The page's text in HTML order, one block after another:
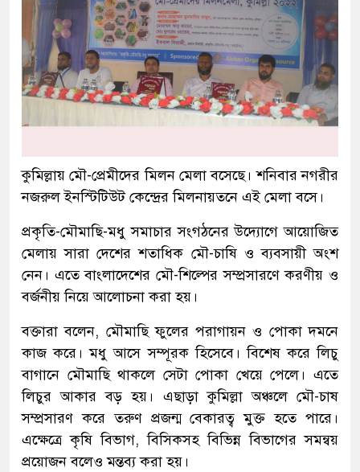
কুমিল্লায় মৌ-প্রেমীদের মিলন মেলা বসেছে। শনিবার নগরীর
নজরুল ইনস্টিটিউট কেন্দ্রের মিলনায়তনে এই মেলা বসে।
প্রকৃতি-মৌমাছি-মধু সমাচার সংগঠনের উদ্যোগে আয়োজিত
মেলায় সারা দেশের শতাধিক মৌ-চাষি ও ব্যবসায়ী অংশ
নেন। এতে বাংলাদেশের মৌ-শিল্পের সম্প্রসারণে করণীয় ও
বর্জনীয় নিয়ে আলোচনা করা হয়।
বক্তারা বলেন, মৌমাছি ফুলের পরাগায়ন ও পোকা দমনে
কাজ করে। মধু আসে সম্পূরক হিসেবে। বিশেষ করে লিচু
বাগানে মৌমাছি থাকলে সেটা পোকা খেয়ে পেলে। এতে
লিচুর আকার বড় হয়। এছাড়া কুমিল্লা অঞ্চলে মৌ-চাষ
সম্প্রসারণ করে তরুণ প্রজন্ম বেকারত্ব মুক্ত হতে পারে।
এক্ষেত্রে কৃষি বিভাগ, বিসিকসহ বিভিন্ন বিভাগের সমন্বয়
প্রয়োজন বলেও মন্তব্য করা হয়।